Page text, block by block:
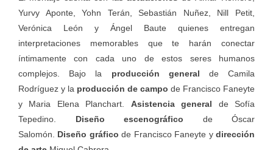
Yurvy Aponte, Yohn Terán, Sebastián Nuñez, Nill Petit,
Verónica León y Ángel Baute quienes entregan
interpretaciones memorables que te harán conectar
íntimamente con cada uno de estos seres humanos
complejos. Bajo la producción general de Camila
Rodríguez y la producción de campo de Francisco Faneyte
y Maria Elena Planchart. Asistencia general de Sofía
Tepedino. Diseño escenográfico de Óscar
Salomón. Diseño gráficode Francisco Faneyte ydirección